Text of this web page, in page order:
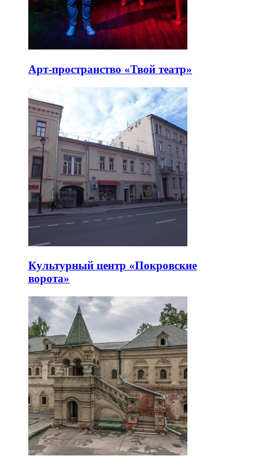
Арт-пространство «Твой театр»
Культурный центр «Покровские
ворота»